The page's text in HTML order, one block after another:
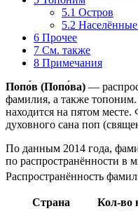
5.1 Остров
5.2
6 Прочее
7 См. также
8 Примечания
Попо́в (Попо́ва) —
фамилия, а также
находится на пятом
духовного сана поп
По данным 2014 года,
по распространённости в
Распространённость
Страна Кол-во